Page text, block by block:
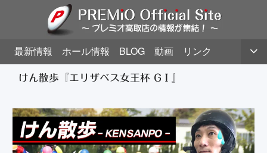
最新情報 ホール情報 BLOG 動画 リンク
けん散歩『エリザベス女王杯 GⅠ』